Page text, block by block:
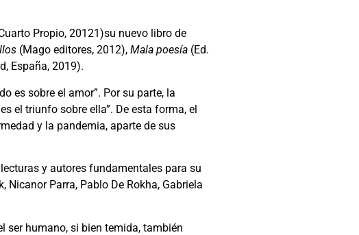
Propio, 20121)su nuevo libro de
(Mago editores, 2012), Mala poesía (Ed.
España, 2019).
es sobre el amor”. Por su parte, la
el triunfo sobre ella”. De esta forma, el
y la pandemia, aparte de sus
y autores fundamentales para su
Nicanor Parra, Pablo De Rokha, Gabriela
ser humano, si bien temida, también